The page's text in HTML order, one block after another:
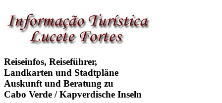
Reiseinfos, Reiseführer,
Landkarten und Stadtpläne
Auskunft und Beratung zu
Cabo Verde / Kapverdische Inseln